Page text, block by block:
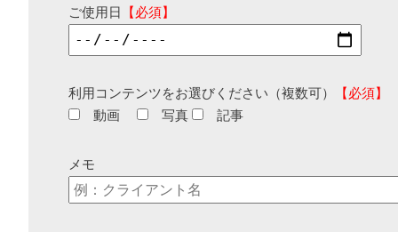
ご使用日 【必須】
利用コンテンツをお選びください（複数可）
【必須】
動画
写真 記事
メモ